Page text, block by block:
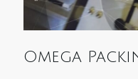
Omega